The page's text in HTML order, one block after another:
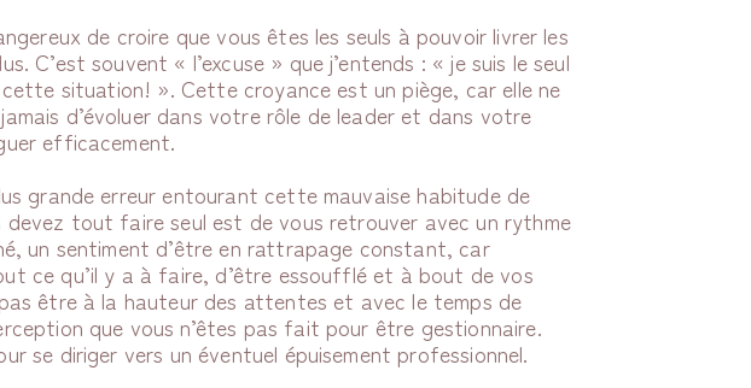
de croire que vous êtes les seuls à pouvoir livrer les
C’est souvent « l’excuse » que j’entends : « je suis le seul
situation! ». Cette croyance est un piège, car elle ne
d’évoluer dans votre rôle de leader et dans votre
efficacement.
grande erreur entourant cette mauvaise habitude de
devez tout faire seul est de vous retrouver avec un rythme
un sentiment d’être en rattrapage constant, car
ce qu’il y a à faire, d’être essoufflé et à bout de vos
être à la hauteur des attentes et avec le temps de
que vous n’êtes pas fait pour être gestionnaire.
se diriger vers un éventuel épuisement professionnel.